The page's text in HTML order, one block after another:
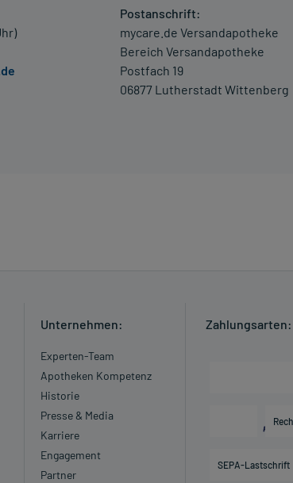
Postanschrift:
mycare.de Versandapotheke
Bereich Versandapotheke
Postfach 19
06877 Lutherstadt Wittenberg
Unternehmen:
Experten-Team
Apotheken Kompetenz
Historie
Presse & Media
Karriere
Engagement
Partner
Zahlungsarten:
SEPA-Lastschrift